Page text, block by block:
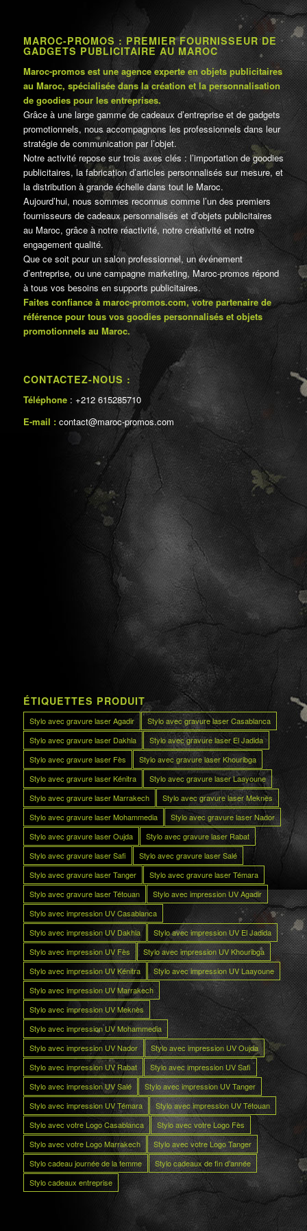
MAROC-PROMOS : PREMIER FOURNISSEUR DE
GADGETS PUBLICITAIRE AU MAROC
Maroc-promos est une agence experte en objets publicitaires
au Maroc, spécialisée dans la création et la personnalisation
de goodies pour les entreprises.
Grâce à une large gamme de cadeaux d’entreprise et de gadgets
promotionnels, nous accompagnons les professionnels dans leur
stratégie de communication par l’objet.
Notre activité repose sur trois axes clés : l’importation de goodies
publicitaires, la fabrication d’articles personnalisés sur mesure, et
la distribution à grande échelle dans tout le Maroc.
Aujourd’hui, nous sommes reconnus comme l’un des premiers
fournisseurs de cadeaux personnalisés et d’objets publicitaires
au Maroc, grâce à notre réactivité, notre créativité et notre
engagement qualité.
Que ce soit pour un salon professionnel, un événement
d’entreprise, ou une campagne marketing, Maroc-promos répond
à tous vos besoins en supports publicitaires.
Faites confiance à maroc-promos.com, votre partenaire de
référence pour tous vos goodies personnalisés et objets
promotionnels au Maroc.
CONTACTEZ-NOUS :
Téléphone : +212 615285710
E-mail : contact@maroc-promos.com
ÉTIQUETTES PRODUIT
Stylo avec gravure laser Agadir
Stylo avec gravure laser Casablanca
Stylo avec gravure laser Dakhla
Stylo avec gravure laser El Jadida
Stylo avec gravure laser Fès
Stylo avec gravure laser Khouribga
Stylo avec gravure laser Kénitra
Stylo avec gravure laser Laayoune
Stylo avec gravure laser Marrakech
Stylo avec gravure laser Meknès
Stylo avec gravure laser Mohammedia
Stylo avec gravure laser Nador
Stylo avec gravure laser Oujda
Stylo avec gravure laser Rabat
Stylo avec gravure laser Safi
Stylo avec gravure laser Salé
Stylo avec gravure laser Tanger
Stylo avec gravure laser Témara
Stylo avec gravure laser Tétouan
Stylo avec impression UV Agadir
Stylo avec impression UV Casablanca
Stylo avec impression UV Dakhla
Stylo avec impression UV El Jadida
Stylo avec impression UV Fès
Stylo avec impression UV Khouribga
Stylo avec impression UV Kénitra
Stylo avec impression UV Laayoune
Stylo avec impression UV Marrakech
Stylo avec impression UV Meknès
Stylo avec impression UV Mohammedia
Stylo avec impression UV Nador
Stylo avec impression UV Oujda
Stylo avec impression UV Rabat
Stylo avec impression UV Safi
Stylo avec impression UV Salé
Stylo avec impression UV Tanger
Stylo avec impression UV Témara
Stylo avec impression UV Tétouan
Stylo avec votre Logo Casablanca
Stylo avec votre Logo Fès
Stylo avec votre Logo Marrakech
Stylo avec votre Logo Tanger
Stylo cadeau journée de la femme
Stylo cadeaux de fin d’année
Stylo cadeaux entreprise